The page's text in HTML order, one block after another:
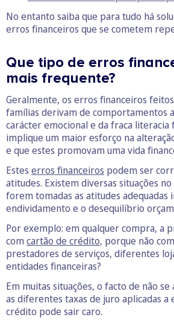
No entanto saiba que para tudo há
erros financeiros que se cometem
Que tipo de erros
mais frequente?
Geralmente, os erros financeiros
famílias derivam de comportamentos
carácter emocional e da fraca literacia
implique um maior esforço na
e que estes promovam uma vida
Estes erros financeiros podem ser
atitudes. Existem diversas situações
forem tomadas as atitudes adequadas
endividamento e o desequilíbrio
Por exemplo: em qualquer compra, a
com cartão de crédito, porque não
prestadores de serviços, diferentes
entidades financeiras?
Em muitas situações, o facto de não
as diferentes taxas de juro aplicadas a
crédito pode sair caro.